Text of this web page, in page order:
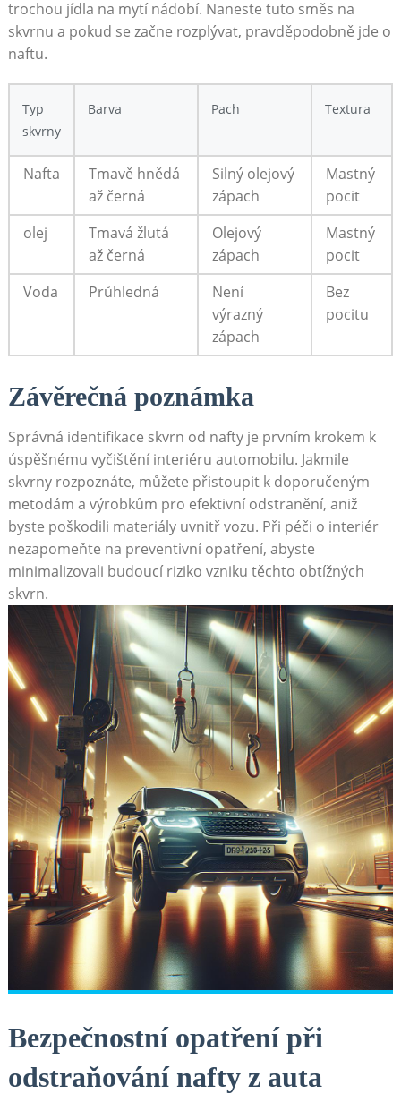
trochou jídla na mytí nádobí. Naneste tuto směs na
skvrnu a pokud se začne rozplývat, pravděpodobně jde o
naftu.
Typ
skvrny
Barva Pach Textura
Nafta
Tmavě hnědá
až černá
Silný olejový
zápach
Mastný
pocit
olej
Tmavá žlutá
až černá
Olejový
zápach
Mastný
pocit
Voda
Průhledná
Není
výrazný
zápach
Bez
pocitu
Závěrečná poznámka
Správná identifikace skvrn od nafty je prvním krokem k
úspěšnému vyčištění interiéru automobilu. Jakmile
skvrny rozpoznáte, můžete přistoupit k doporučeným
metodám a výrobkům pro efektivní odstranění, aniž
byste poškodili materiály uvnitř vozu. Při péči o interiér
nezapomeňte na preventivní opatření, abyste
minimalizovali budoucí riziko vzniku těchto obtížných
skvrn.
Bezpečnostní opatření při
odstraňování nafty z auta